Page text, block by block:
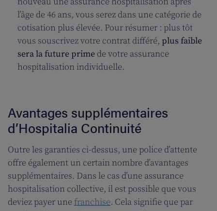
l’âge de 46 ans, vous serez dans une catégorie de
cotisation plus élevée. Pour résumer : plus tôt
vous souscrivez votre contrat différé, plus faible
sera la future prime de votre assurance
hospitalisation individuelle.
Avantages supplémentaires
d’Hospitalia Continuité
Outre les garanties ci-dessus, une police d’attente
offre également un certain nombre d’avantages
supplémentaires. Dans le cas d’une assurance
hospitalisation collective, il est possible que vous
deviez payer une franchise. Cela signifie que par